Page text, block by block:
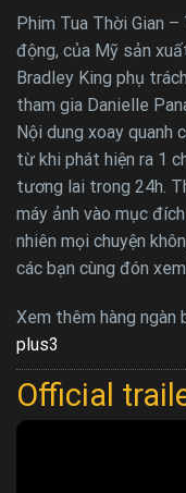
Phim Tua Thời Gian
động, của Mỹ sản
Bradley King phụ
tham gia Danielle
Nội dung xoay quanh
từ khi phát hiện ra 1
tương lai trong 24h.
máy ảnh vào mục
nhiên mọi chuyện
các bạn cùng đón
Xem thêm hàng
plus3
Official